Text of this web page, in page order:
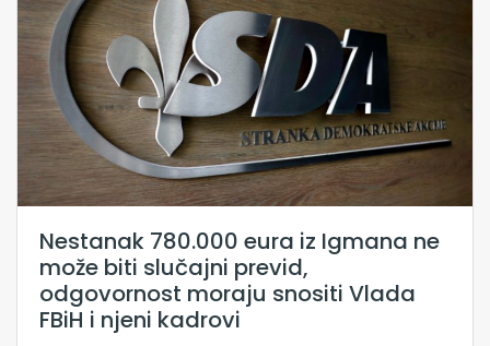
Nestanak 780.000 eura iz Igmana ne
može biti slučajni previd,
odgovornost moraju snositi Vlada
FBiH i njeni kadrovi